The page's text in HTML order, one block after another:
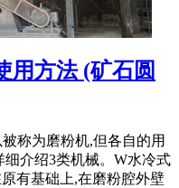
用方法 (矿石圆
称为磨粉机,但各自的用
介绍3类机械。W水冷式
有基础上,在磨粉腔外壁